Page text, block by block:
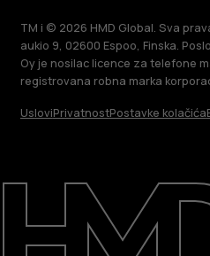
O kompaniji
Podrška
TM i © 2026 HMD Global. Sva
aukio 9, 02600 Espoo, Finska.
Oy je nosilac licence za telefone
registrovana robna marka
UsloviPrivatnostPostavke kolačića